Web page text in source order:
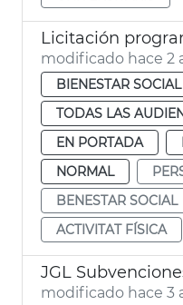
modificado hace 2
BIENESTAR SOCIAL
TODAS LAS
EN PORTADA
NORMAL
BENESTAR SOCIAL
ACTIVITAT FÍSICA
modificado hace 3